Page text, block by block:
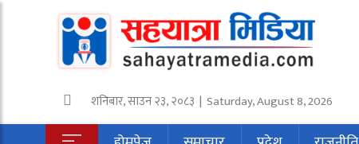
शनिबार,साउन२३,२०८३ | Saturday, August 8, 2026